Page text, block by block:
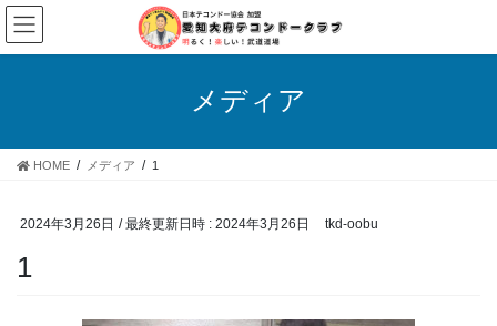
コ
ン
テ
ス
ナ
ビ
ゲ
ン
メディア
HOME メディア 1
2024年3月26日 / 最終更新日時 : 2024年3月26日 tkd-oobu
1